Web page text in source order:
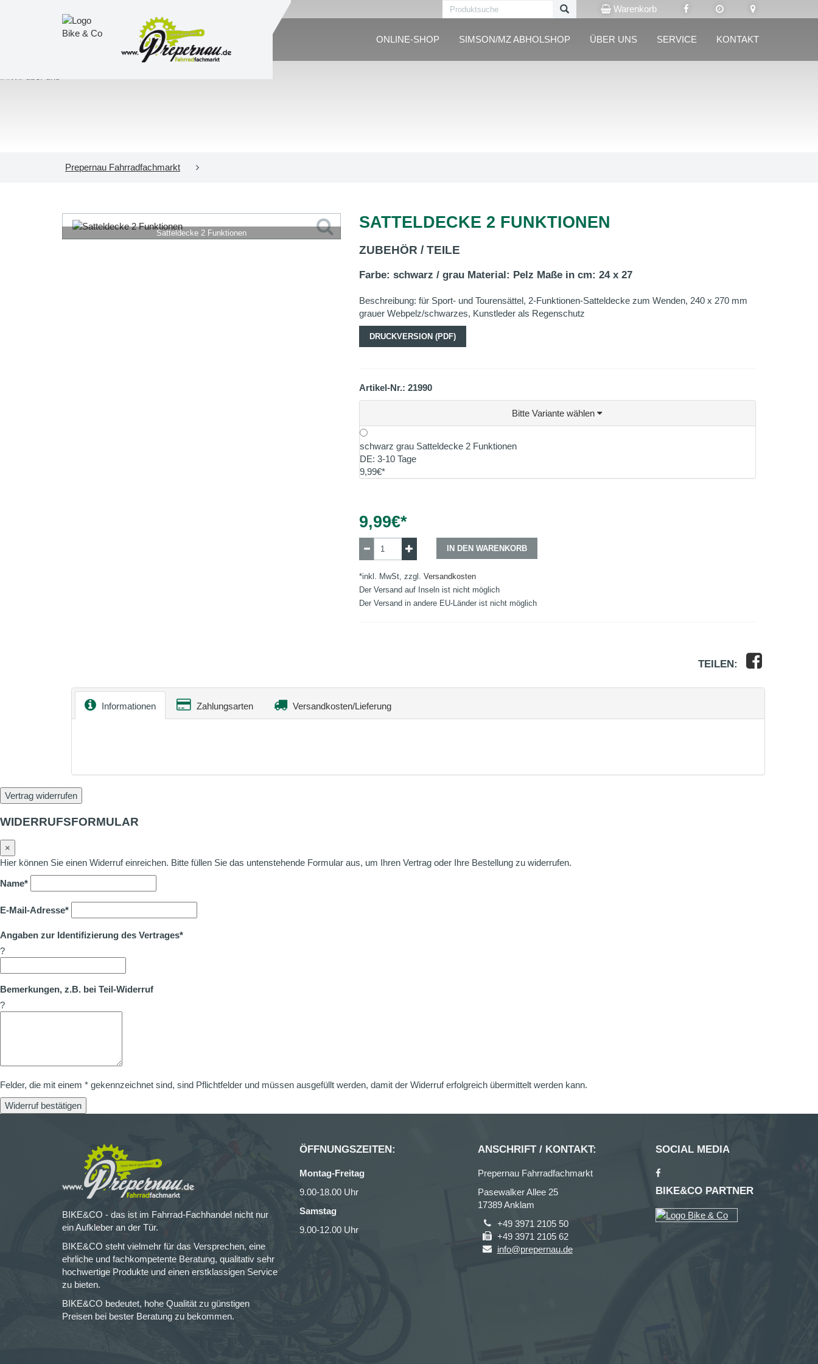
Warenkorb
ONLINE-SHOP SIMSON/MZ ABHOLSHOP ÜBER UNS SERVICE KONTAKT
Prepernau Fahrradfachmarkt
Satteldecke 2 Funktionen
SATTELDECKE 2 FUNKTIONEN
ZUBEHÖR / TEILE
Farbe: schwarz / grau Material: Pelz Maße in cm: 24 x 27
Beschreibung: für Sport- und Tourensättel, 2-Funktionen-Satteldecke zum Wenden, 240 x 270 mm
grauer Webpelz/schwarzes, Kunstleder als Regenschutz
DRUCKVERSION (PDF)
Artikel-Nr.: 21990
Bitte Variante wählen
schwarz grau Satteldecke 2 Funktionen
DE: 3-10 Tage
9,99€*
9,99€*
IN DEN WARENKORB
*inkl. MwSt, zzgl. Versandkosten
Der Versand auf Inseln ist nicht möglich
Der Versand in andere EU-Länder ist nicht möglich
TEILEN:
Informationen Zahlungsarten Versandkosten/Lieferung
Vertrag widerrufen
WIDERRUFSFORMULAR
×
Hier können Sie einen Widerruf einreichen. Bitte füllen Sie das untenstehende Formular aus, um Ihren Vertrag oder Ihre Bestellung zu widerrufen.
Name*
E-Mail-Adresse*
Angaben zur Identifizierung des Vertrages*
?
Bemerkungen, z.B. bei Teil-Widerruf
?
Felder, die mit einem * gekennzeichnet sind, sind Pflichtfelder und müssen ausgefüllt werden, damit der Widerruf erfolgreich übermittelt werden kann.
Widerruf bestätigen
BIKE&CO - das ist im Fahrrad-Fachhandel nicht nur
ein Aufkleber an der Tür.
BIKE&CO steht vielmehr für das Versprechen, eine
ehrliche und fachkompetente Beratung, qualitativ sehr
hochwertige Produkte und einen erstklassigen Service
zu bieten.
BIKE&CO bedeutet, hohe Qualität zu günstigen
Preisen bei bester Beratung zu bekommen.
ÖFFNUNGSZEITEN:
Montag-Freitag
9.00-18.00 Uhr
Samstag
9.00-12.00 Uhr
ANSCHRIFT / KONTAKT:
Prepernau Fahrradfachmarkt
Pasewalker Allee 25
17389 Anklam
+49 3971 2105 50
+49 3971 2105 62
info@prepernau.de
SOCIAL MEDIA
BIKE&CO PARTNER